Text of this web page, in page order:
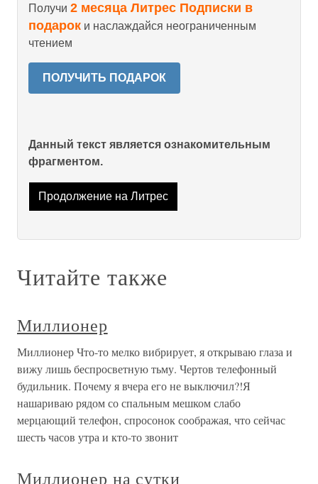
Получи 2 месяца Литрес Подписки в
подарок и наслаждайся неограниченным
чтением
ПОЛУЧИТЬ ПОДАРОК
Данный текст является ознакомительным
фрагментом.
Продолжение на Литрес
Читайте также
Миллионер
Миллионер Что-то мелко вибрирует, я открываю глаза и
вижу лишь беспросветную тьму. Чертов телефонный
будильник. Почему я вчера его не выключил?!Я
нашариваю рядом со спальным мешком слабо
мерцающий телефон, спросонок соображая, что сейчас
шесть часов утра и кто-то звонит
Миллионер на сутки